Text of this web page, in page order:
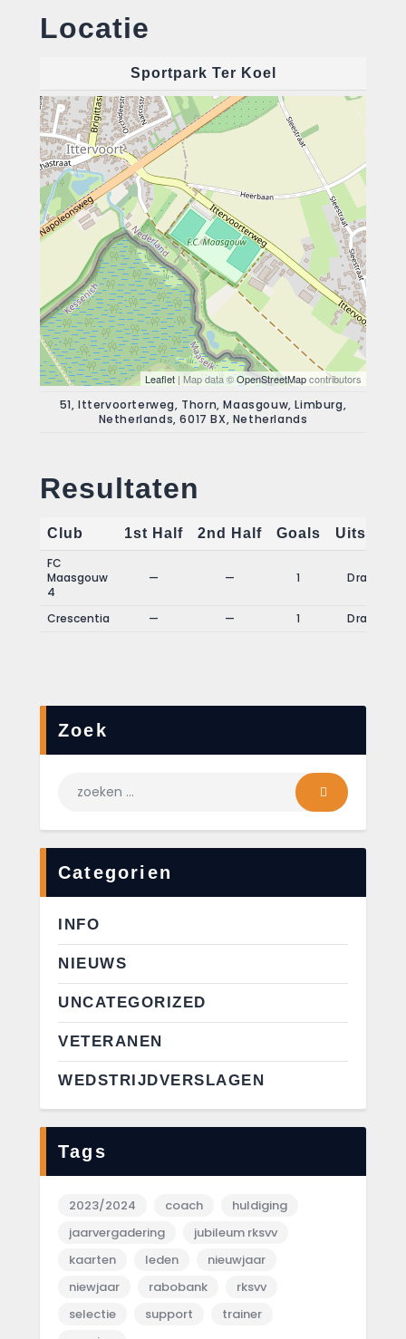
Locatie
Sportpark Ter Koel
Leaflet | Map data ©OpenStreetMapcontributors
51, Ittervoorterweg, Thorn, Maasgouw, Limburg,
Netherlands, 6017 BX, Netherlands
Resultaten
Club 1st Half 2nd Half Goals
Uitslag
FC
Maasgouw
4
— — 1 Draw
Crescentia — — 1 Draw
Zoek
Categorien
INFO
NIEUWS
UNCATEGORIZED
VETERANEN
WEDSTRIJDVERSLAGEN
Tags
2023/2024 coach
huldiging
jaarvergadering
jubileum rksvv
kaarten
leden
nieuwjaar
niewjaar
rabobank
rksvv
selectie
support
trainer